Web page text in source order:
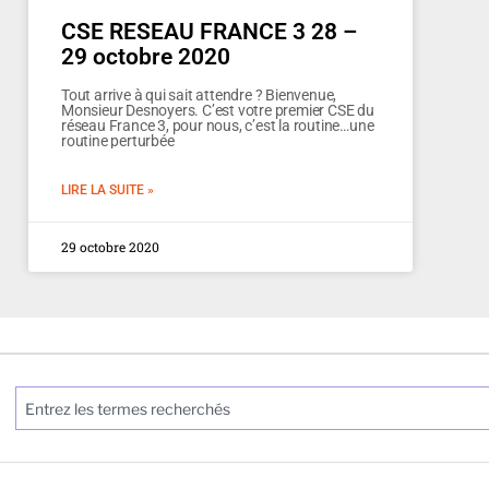
CSE RESEAU FRANCE 3 28 –
29 octobre 2020
Tout arrive à qui sait attendre ? Bienvenue,
Monsieur Desnoyers. C’est votre premier CSE du
réseau France 3, pour nous, c’est la routine…une
routine perturbée
LIRE LA SUITE »
29 octobre 2020